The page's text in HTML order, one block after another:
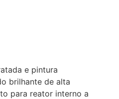
e pintura
brilhante de alta
para reator interno a